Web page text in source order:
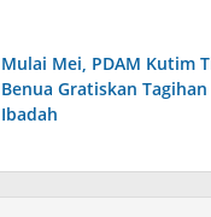
Mulai Mei, PDAM Kutim
Benua Gratiskan
Ibadah